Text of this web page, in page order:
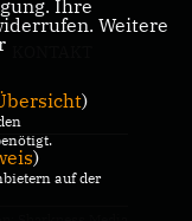
Ihre
Weitere
)
)
auf der